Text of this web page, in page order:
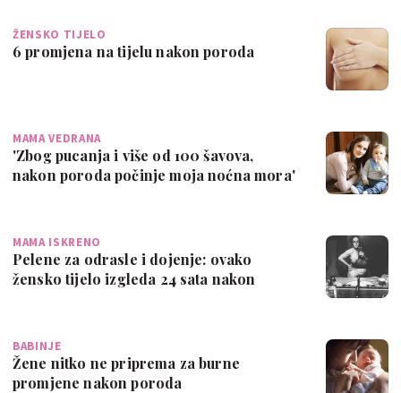
ŽENSKO TIJELO
6 promjena na tijelu nakon poroda
MAMA VEDRANA
'Zbog pucanja i više od 100 šavova,
nakon poroda počinje moja noćna mora'
MAMA ISKRENO
Pelene za odrasle i dojenje: ovako
žensko tijelo izgleda 24 sata nakon
BABINJE
Žene nitko ne priprema za burne
promjene nakon poroda